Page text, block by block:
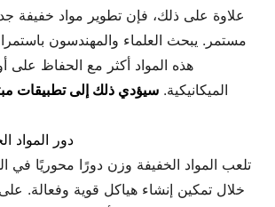
علاوة على ذلك، فإن تطوير مواد خفيفة
مستمر. يبحث العلماء والمهندسون
هذه المواد أكثر مع الحفاظ على
الميكانيكية. سيؤدي ذلك إلى تطبيقات
دور المواد
تلعب المواد الخفيفة وزن دورًا محوريًا في
خلال تمكين إنشاء هياكل قوية وفعالة.